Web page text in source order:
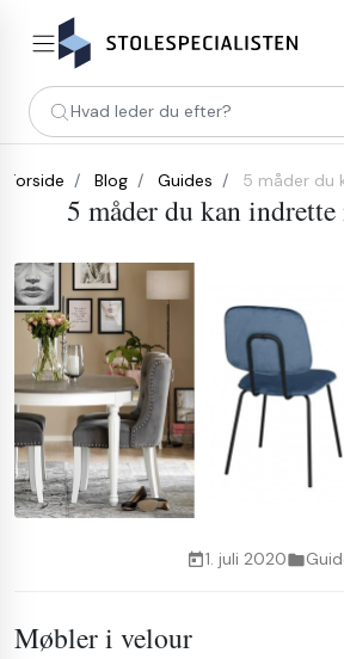
Hvad leder du efter?
Forside Blog Guides 5 måder du
5 måder du kan
calendar_today1. juli 2020folder
Møbler i velour